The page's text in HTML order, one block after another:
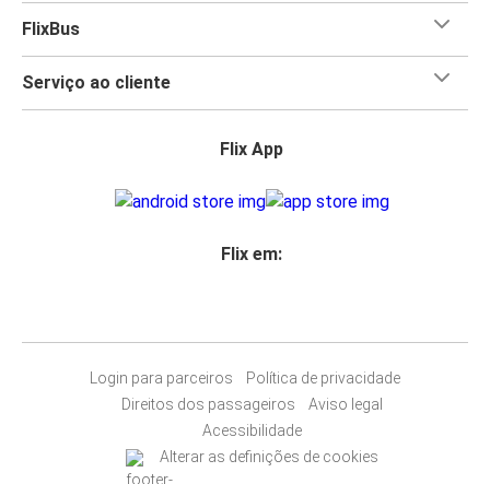
FlixBus
Serviço ao cliente
Flix App
Flix em:
Login para parceiros
Política de privacidade
Direitos dos passageiros
Aviso legal
Acessibilidade
Alterar as definições de cookies